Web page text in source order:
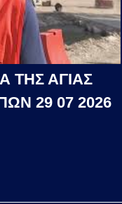
ΤΗΣ ΑΓΙΑΣ
29 07 2026